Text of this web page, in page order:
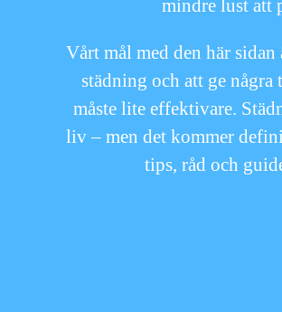
mindre lust att
Vårt mål med den här
städning och att ge
måste lite effektivare.
liv – men det kommer
tips, råd och